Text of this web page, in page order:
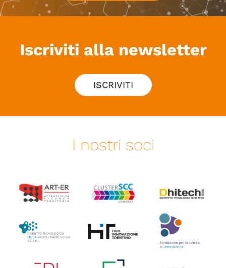
Iscriviti alla newsletter
ISCRIVITI
I nostri soci